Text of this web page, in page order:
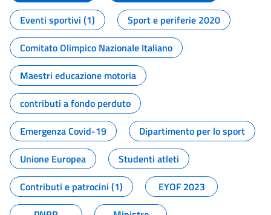
Eventi sportivi (1)
Sport e periferie 2020
Comitato Olimpico Nazionale Italiano
Maestri educazione motoria
contributi a fondo perduto
Emergenza Covid-19
Dipartimento per lo sport
Unione Europea
Studenti atleti
Contributi e patrocini (1)
EYOF 2023